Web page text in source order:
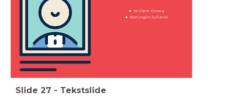
Willem Drees
koningin Juliana
Slide 27 - Tekstslide